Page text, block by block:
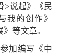
>说起》《民
我的创作》
等文章。
加编写《中